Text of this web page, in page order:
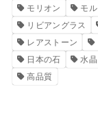
モリオン
モ
リビアングラス
レアストーン
日本の石
水晶
高品質